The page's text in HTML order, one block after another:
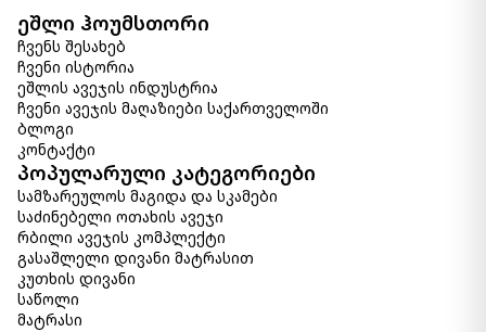
ეშლი ჰოუმსთორი
ჩვენს შესახებ
ჩვენი ისტორია
ეშლის ავეჯის ინდუსტრია
ჩვენი ავეჯის მაღაზიები საქართველოში
ბლოგი
კონტაქტი
პოპულარული კატეგორიები
სამზარეულოს მაგიდა და სკამები
საძინებელი ოთახის ავეჯი
რბილი ავეჯის კომპლექტი
გასაშლელი დივანი მატრასით
კუთხის დივანი
საწოლი
მატრასი